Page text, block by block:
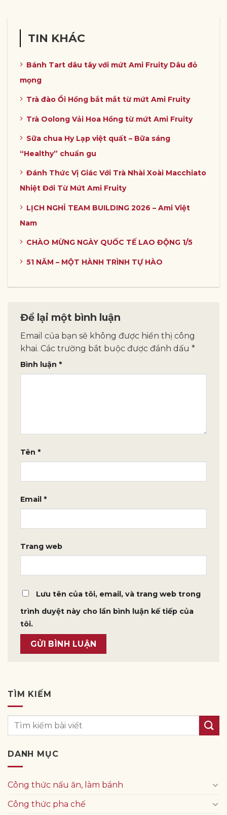
TIN KHÁC
Bánh Tart dâu tây với mứt Ami Fruity Dâu đỏ
mọng
Trà đào Ổi Hồng bắt mắt từ mứt Ami Fruity
Trà Oolong Vải Hoa Hồng từ mứt Ami Fruity
Sữa chua Hy Lạp việt quất – Bữa sáng
“Healthy” chuẩn gu
Đánh Thức Vị Giác Với Trà Nhài Xoài Macchiato
Nhiệt Đới Từ Mứt Ami Fruity
LỊCH NGHỈ TEAM BUILDING 2026 – Ami Việt
Nam
CHÀO MỪNG NGÀY QUỐC TẾ LAO ĐỘNG 1/5
51 NĂM – MỘT HÀNH TRÌNH TỰ HÀO
Để lại một bình luận
Email của bạn sẽ không được hiển thị công
khai. Các trường bắt buộc được đánh dấu *
Bình luận *
Tên *
Email *
Trang web
Lưu tên của tôi, email, và trang web trong
trình duyệt này cho lần bình luận kế tiếp của
tôi.
TÌM KIẾM
DANH MỤC
Công thức nấu ăn, làm bánh
Công thức pha chế